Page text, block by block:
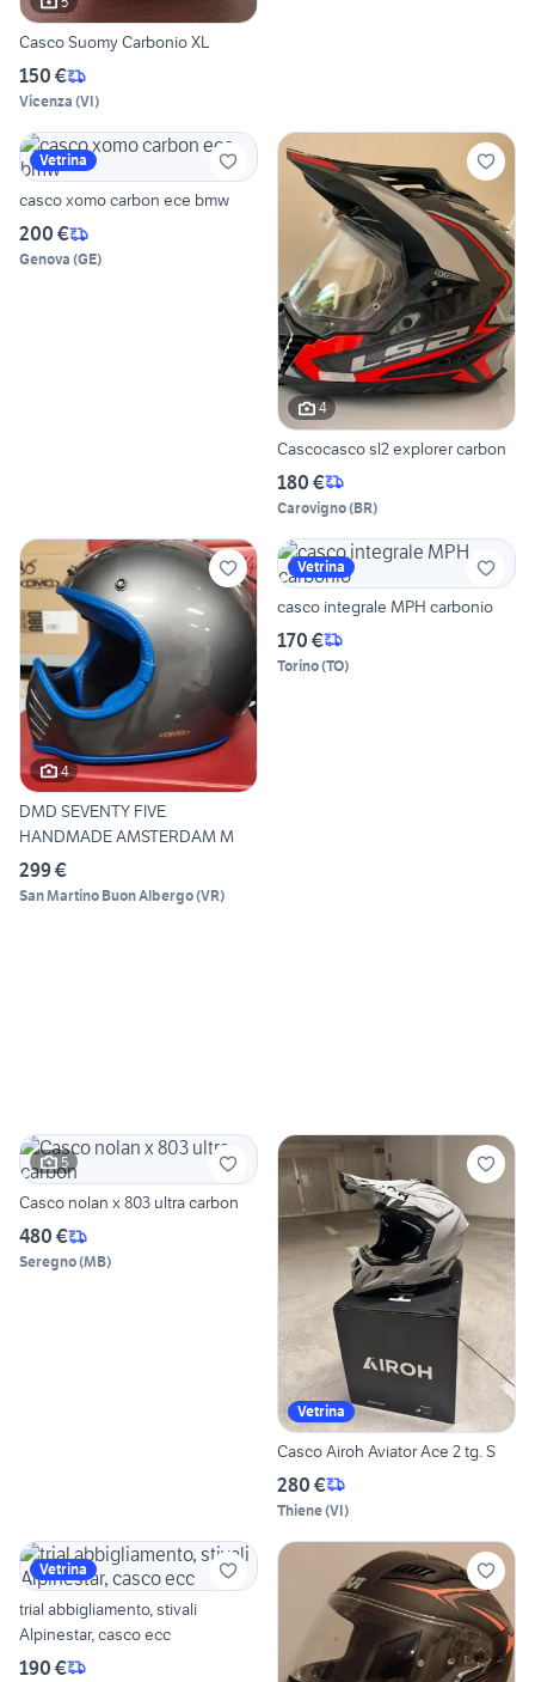
Casco Suomy Carbonio XL
150 €
Vicenza (VI)
Vetrina
casco xomo carbon ece bmw
200 €
Genova (GE)
4
Cascocasco sl2 explorer carbon
180 €
Carovigno(BR)
4
DMD SEVENTY FIVE
HANDMADE AMSTERDAM M
299 €
San Martino Buon Albergo(VR)
Vetrina
casco integrale MPH carbonio
170 €
Torino(TO)
5
Casco nolan x 803 ultra carbon
480 €
Seregno(MB)
Vetrina
Casco Airoh Aviator Ace 2 tg. S
280 €
Thiene(VI)
Vetrina
trial abbigliamento, stivali
Alpinestar, casco ecc
190 €